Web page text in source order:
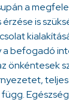
a
is
a befogadó
önkéntesek